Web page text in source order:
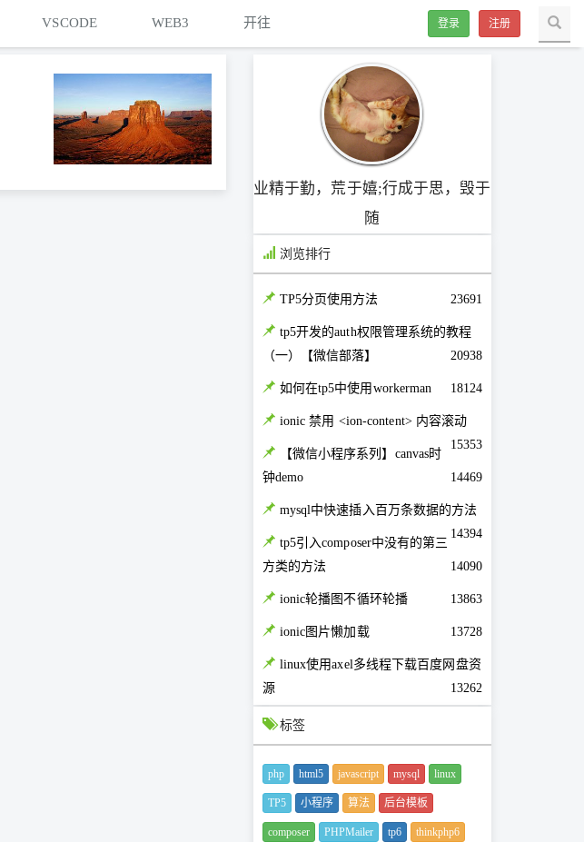
业精于勤，荒于嬉;行成于思，毁于
随
浏览排行
TP5分页使用方法 23691
tp5开发的auth权限管理系统的教程
（一）【微信部落】
20938
如何在tp5中使用workerman 18124
ionic 禁用 <ion-content> 内容滚动
15353
【微信小程序系列】canvas时
钟demo
14469
mysql中快速插入百万条数据的方法
14394
tp5引入composer中没有的第三
方类的方法
14090
ionic轮播图不循环轮播 13863
ionic图片懒加载 13728
linux使用axel多线程下载百度网盘资
源
13262
标签
php html5 javascript mysql linux
TP5 小程序 算法 后台模板
composer PHPMailer tp6 thinkphp6
VSCODE WEB3 开往 登录 注册